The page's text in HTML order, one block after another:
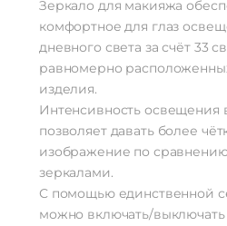
Зеркало для макияжа
комфортное для глаз
дневного света за счёт 33
равномерно
изделия.
Интенсивность освещения
позволяет давать более
изображение по
зеркалами.
С помощью единственной
можно включать/выключать